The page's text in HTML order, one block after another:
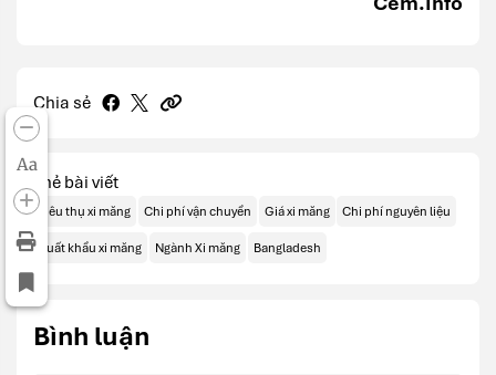
Aa
Chia sẻ
Thẻ bài viết
Tiêu thụ xi măng Chi phí vận chuyển Giá xi măng Chi phí nguyên liệu
Xuất khẩu xi măng Ngành Xi măng Bangladesh
Bình luận